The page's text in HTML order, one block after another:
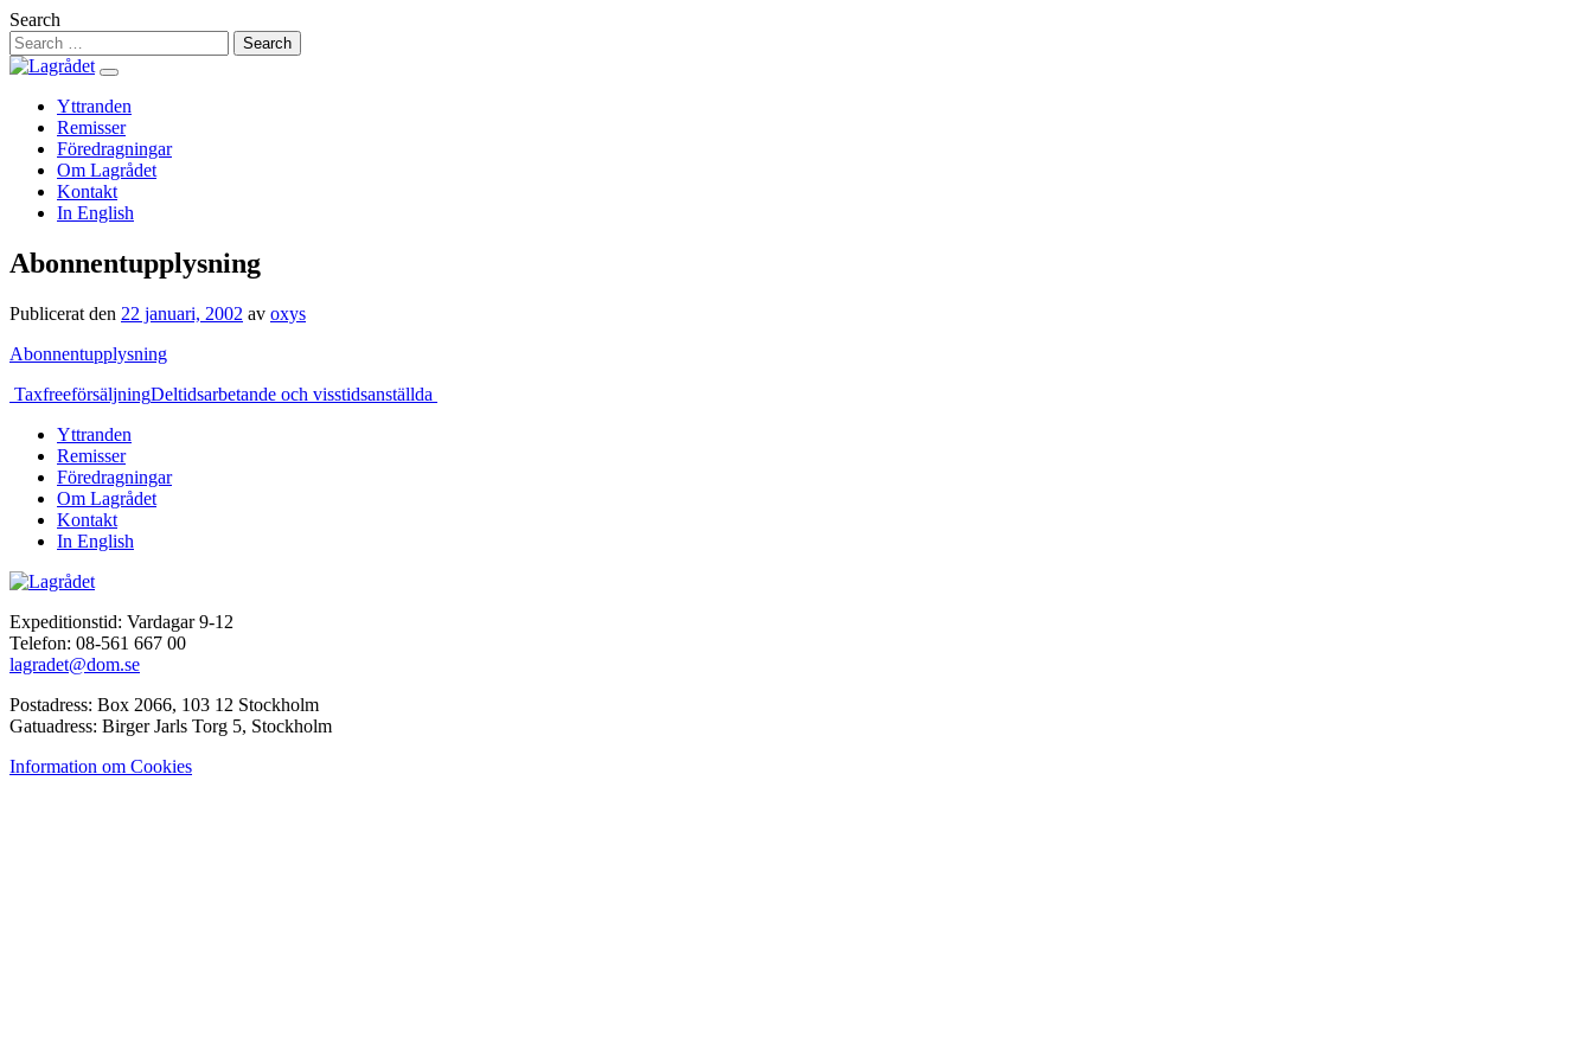
Hoppa
till
innehåll
Search
Yttranden
Remisser
Föredragningar
Om Lagrådet
Kontakt
In English
Abonnentupplysning
Publicerat den 22 januari, 2002 av oxys
Abonnentupplysning
Inläggsnavigering
TaxfreeförsäljningDeltidsarbetande och visstidsanställda
Yttranden
Remisser
Föredragningar
Om Lagrådet
Kontakt
In English
Expeditionstid: Vardagar 9-12
Telefon: 08-561 667 00
lagradet@dom.se
Postadress: Box 2066, 103 12 Stockholm
Gatuadress: Birger Jarls Torg 5, Stockholm
Information om Cookies